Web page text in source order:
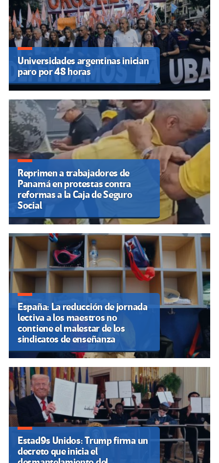
Universidades argentinas inician
paro por 48 horas
Reprimen a trabajadores de
Panamá en protestas contra
reformas a la Caja de Seguro
Social
España: La reducción de jornada
lectiva a los maestros no
contiene el malestar de los
sindicatos de enseñanza
Estad9s Unidos: Trump firma un
decreto que inicia el